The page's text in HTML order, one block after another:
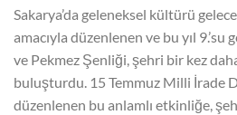
Sakarya’da geleneksel kültürü
amacıyla düzenlenen ve bu yıl
ve Pekmez Şenliği, şehri bir kez
buluşturdu. 15 Temmuz Milli İrade
düzenlenen bu anlamlı etkinliğe,